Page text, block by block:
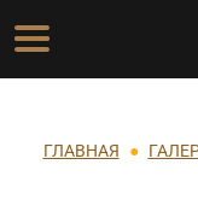
Перейти к
Основная
Строка
ГЛАВНАЯ